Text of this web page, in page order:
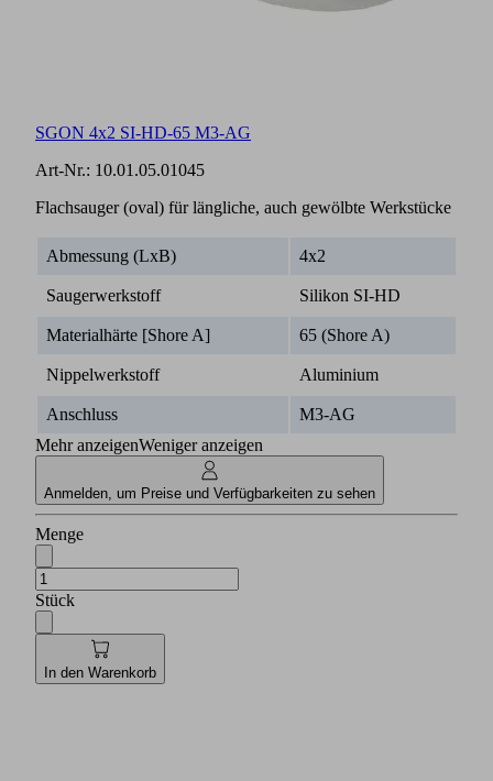
SGON 4x2 SI-HD-65 M3-AG
Art-Nr.: 10.01.05.01045
Flachsauger (oval) für längliche, auch gewölbte Werkstücke
Abmessung (LxB) 4x2
Saugerwerkstoff Silikon SI-HD
Materialhärte [Shore A] 65 (Shore A)
Nippelwerkstoff Aluminium
Anschluss
M3-AG
Mehr anzeigenWeniger anzeigen
Anmelden, um Preise und Verfügbarkeiten zu sehen
Menge
Stück
In den Warenkorb